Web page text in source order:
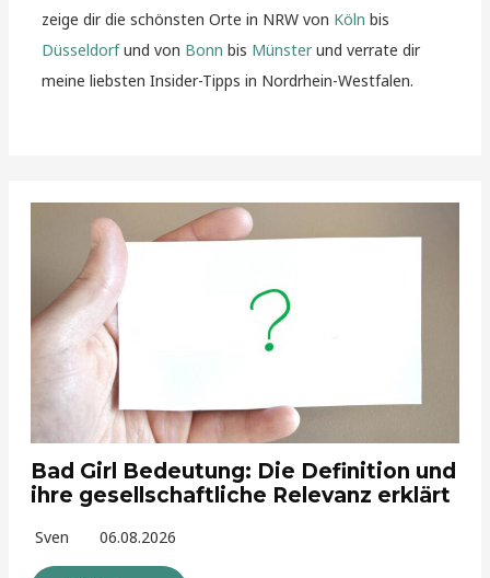
zeige dir die schönsten Orte in NRW von Köln bis
Düsseldorfund von Bonn bis Münsterund verrate dir
meine liebsten Insider-Tipps in Nordrhein-Westfalen.
Bad Girl Bedeutung: Die Definition und
ihre gesellschaftliche Relevanz erklärt
Sven 06.08.2026